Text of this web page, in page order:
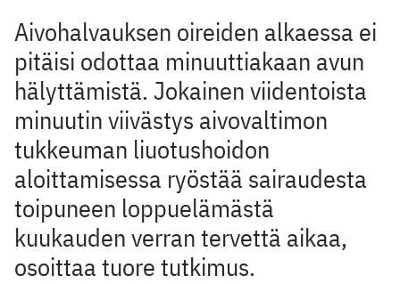
Aivohalvauksen oireiden alkaessa ei
pitäisi odottaa minuuttiakaan avun
hälyttämistä. Jokainen viidentoista
minuutin viivästys aivovaltimon
tukkeuman liuotushoidon
aloittamisessa ryöstää sairaudesta
toipuneen loppuelämästä
kuukauden verran tervettä aikaa,
osoittaa tuore tutkimus.